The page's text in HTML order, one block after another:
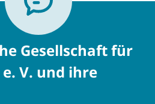
Gesellschaft für
V. und ihre